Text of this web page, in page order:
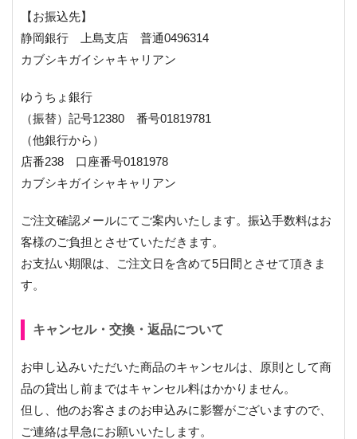
【お振込先】
静岡銀行 上島支店 普通0496314
カブシキガイシャキャリアン
ゆうちょ銀行
（振替）記号12380 番号01819781
（他銀行から）
店番238 口座番号0181978
カブシキガイシャキャリアン
ご注文確認メールにてご案内いたします。振込手数料はお
客様のご負担とさせていただきます。
お支払い期限は、ご注文日を含めて5日間とさせて頂きま
す。
キャンセル・交換・返品について
お申し込みいただいた商品のキャンセルは、原則として商
品の貸出し前まではキャンセル料はかかりません。
但し、他のお客さまのお申込みに影響がございますので、
ご連絡は早急にお願いいたします。